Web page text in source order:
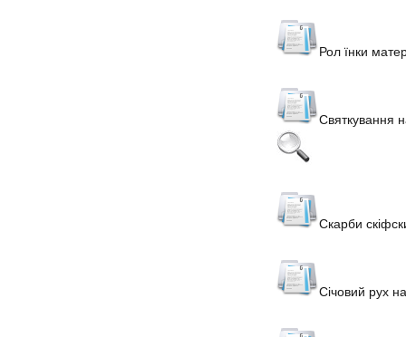
Рол їнки
Святкування
Скарби
Січовий рух на